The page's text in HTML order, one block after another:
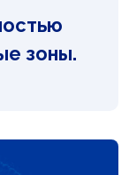
зоны.